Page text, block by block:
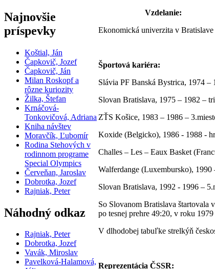
Najnovšie
príspevky
Koštial, Ján
Čapkovič, Jozef
Čapkovič, Ján
Milan Roskopf a
rôzne kuriozity
Žilka, Štefan
Krnáčová-
Tonkovičová, Adriana
Kniha návštev
Moravčík, Ľubomír
Rodina Stehových v
rodinnom programe
Special Olympics
Červeňan, Jaroslav
Dobrotka, Jozef
Rajniak, Peter
Náhodný odkaz
Rajniak, Peter
Dobrotka, Jozef
Vavák, Miroslav
Pavelková-Halamová,
Vzdelanie:
Ekonomická univerzita v Bratislave
Športová kariéra:
Slávia PF Banská Bystrica, 1974 –
Slovan Bratislava, 1975 – 1982 –
ZŤS Košice, 1983 – 1986 –
Koxide (Belgicko), 1986 - 1988 -
Challes – Les – Eaux Basket
Walferdange (Luxembursko), 1990
Slovan Bratislava, 1992 - 1996 –
So Slovanom Bratislava
po tesnej prehre 49:20, v roku
V dlhodobej tabuľke strelkýň
Reprezentácia ČSSR: